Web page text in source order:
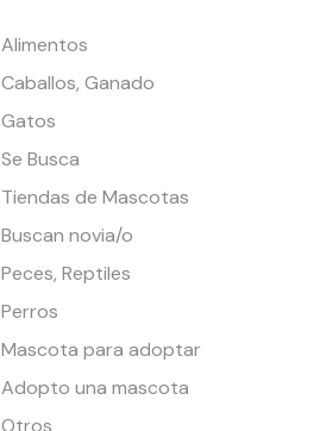
Alimentos
Caballos, Ganado
Gatos
Se Busca
Tiendas de Mascotas
Buscan novia/o
Peces, Reptiles
Perros
Mascota para adoptar
Adopto una mascota
Otros